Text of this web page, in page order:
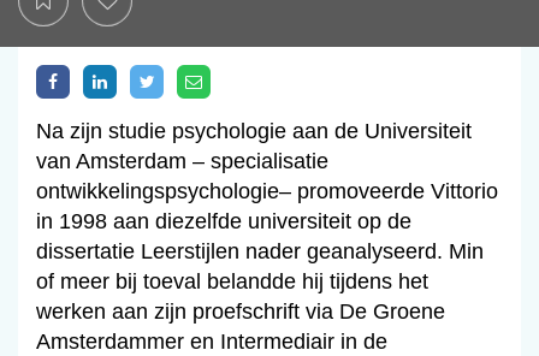
Na zijn studie psychologie aan de Universiteit
van Amsterdam – specialisatie
ontwikkelingspsychologie– promoveerde Vittorio
in 1998 aan diezelfde universiteit op de
dissertatie Leerstijlen nader geanalyseerd. Min
of meer bij toeval belandde hij tijdens het
werken aan zijn proefschrift via De Groene
Amsterdammer en Intermediair in de